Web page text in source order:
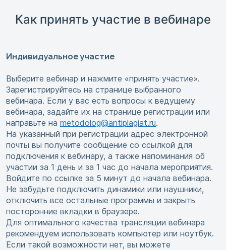
Как принять участие в вебинаре
Индивидуальное участие
Выберите вебинар и нажмите «принять участие».
Зарегистрируйтесь на странице выбранного
вебинара. Если у вас есть вопросы к ведущему
вебинара, задайте их на странице регистрации или
направьте на metodolog@antiplagiat.ru.
На указанный при регистрации адрес электронной
почты вы получите сообщение со ссылкой для
подключения к вебинару, а также напоминания об
участии за 1 день и за 1 час до начала мероприятия.
Войдите по ссылке за 5 минут до начала вебинара.
Не забудьте подключить динамики или наушники,
отключить все остальные программы и закрыть
посторонние вкладки в браузере.
Для оптимального качества трансляции вебинара
рекомендуем использовать компьютер или ноутбук.
Если такой возможности нет, вы можете